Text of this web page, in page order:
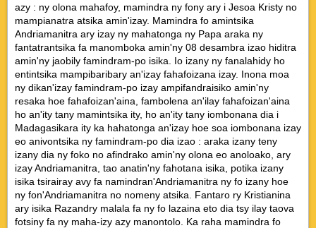
azy : ny olona mahafoy, mamindra ny fony ary i Jesoa Kristy no
mampianatra atsika amin'izay. Mamindra fo amintsika
Andriamanitra ary izay ny mahatonga ny Papa araka ny
fantatrantsika fa manomboka amin'ny 08 desambra izao hiditra
amin'ny jaobily famindram-po isika. Io izany ny fanalahidy ho
entintsika mampibaribary an'izay fahafoizana izay. Inona moa
ny dikan'izay famindram-po izay ampifandraisiko amin'ny
resaka hoe fahafoizan'aina, fambolena an'ilay fahafoizan'aina
ho an'ity tany mamintsika ity, ho an'ity tany iombonana dia i
Madagasikara ity ka hahatonga an'izay hoe soa iombonana izay
eo anivontsika ny famindram-po dia izao : araka izany teny
izany dia ny foko no afindrako amin'ny olona eo anoloako, ary
izay Andriamanitra, tao anatin'ny fahotana isika, potika izany
isika tsirairay avy fa namindran'Andriamanitra ny fo izany hoe
ny fon'Andriamanitra no nomeny atsika. Fantaro ry Kristianina
ary isika Razandry malala fa ny fo lazaina eto dia tsy ilay taova
fotsiny fa ny maha-izy azy manontolo. Ka raha mamindra fo